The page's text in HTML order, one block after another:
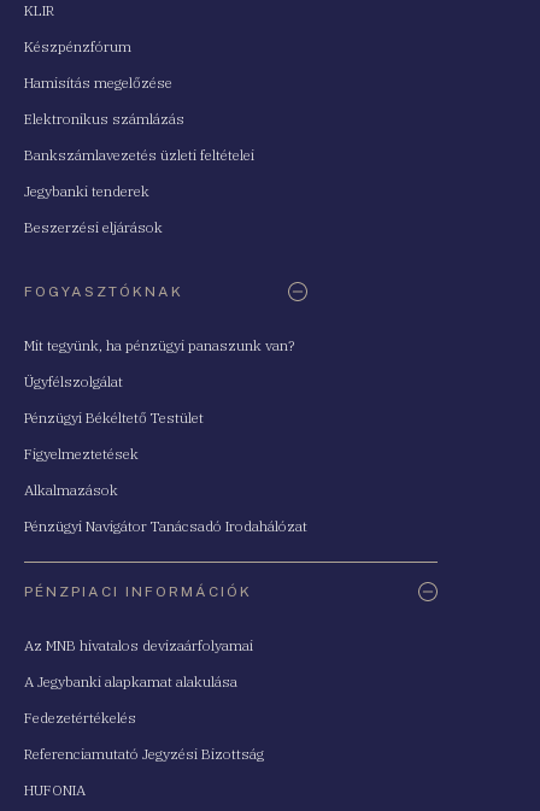
KLIR
Készpénzfórum
Hamisítás megelőzése
Elektronikus számlázás
Bankszámlavezetés üzleti feltételei
Jegybanki tenderek
Beszerzési eljárások
FOGYASZTÓKNAK
Mit tegyünk, ha pénzügyi panaszunk van?
Ügyfélszolgálat
Pénzügyi Békéltető Testület
Figyelmeztetések
Alkalmazások
Pénzügyi Navigátor Tanácsadó Irodahálózat
PÉNZPIACI INFORMÁCIÓK
Az MNB hivatalos devizaárfolyamai
A Jegybanki alapkamat alakulása
Fedezetértékelés
Referenciamutató Jegyzési Bizottság
HUFONIA